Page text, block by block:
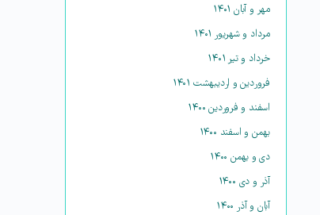
مهر و آبان ۱۴۰۱
مرداد و شهریور ۱۴۰۱
خرداد و تیر ۱۴۰۱
فروردین و اردیبهشت ۱۴۰۱
اسفند و فروردین ۱۴۰۰
بهمن و اسفند ۱۴۰۰
دی و بهمن ۱۴۰۰
آذر و دی ۱۴۰۰
آبان و آذر ۱۴۰۰